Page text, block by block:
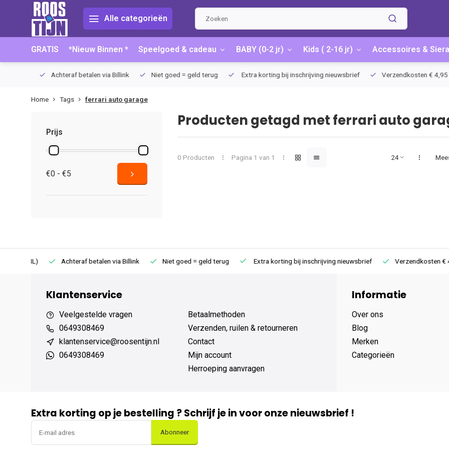
Alle categorieën
GRATIS *Nieuw Binnen * Speelgoed & cadeau BABY (0-2 jr) Kids ( 2-16 jr) Accessoires &
Achteraf betalen via Billink Niet goed = geld terug Extra korting bij inschrijving nieuwsbrief Verzendkosten € 4,95 /
Home Tags ferrari auto garage
Prijs
€0 - €5
Producten getagd met ferrari auto
0 Producten Pagina 1 van 1
Achteraf betalen via Billink Niet goed = geld terug Extra korting bij inschrijving nieuwsbrief Verzendkosten € 4,95
Klantenservice
Veelgestelde vragen
0649308469
klantenservice@roosentijn.nl
0649308469
Betaalmethoden
Verzenden, ruilen & retourneren
Contact
Mijn account
Herroeping aanvragen
Informatie
Over ons
Blog
Merken
Categorieën
Extra korting op je bestelling ? Schrijf je in voor onze nieuwsbrief !
Abonneer